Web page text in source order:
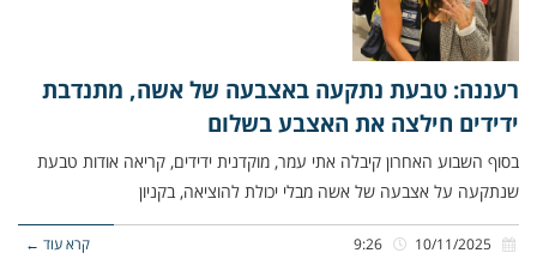
רעננה: טבעת נתקעה באצבעה של אשה, מתנדבת
ידידים חילצה את האצבע בשלום
בסוף השבוע האחרון קיבלה אתי עמר, מוקדנית ידידים, קריאה אודות טבעת
שנתקעה על אצבעה של אשה מבלי יכולת להוציאה, בקניון
קרא עוד ←